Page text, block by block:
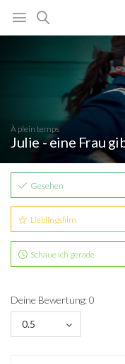
À plein temps
Julie - eine Frau
Gesehen
Lieblingsfilm
Schaue ich gerade
Deine Bewertung: 0
0.5